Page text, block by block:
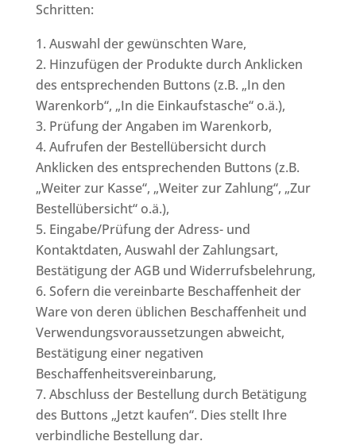
Schritten:
Auswahl der gewünschten Ware,
Hinzufügen der Produkte durch Anklicken
des entsprechenden Buttons (z.B. „In den
Warenkorb“, „In die Einkaufstasche“ o.ä.),
Prüfung der Angaben im Warenkorb,
Aufrufen der Bestellübersicht durch
Anklicken des entsprechenden Buttons (z.B.
„Weiter zur Kasse“, „Weiter zur Zahlung“, „Zur
Bestellübersicht“ o.ä.),
Eingabe/Prüfung der Adress- und
Kontaktdaten, Auswahl der Zahlungsart,
Bestätigung der AGB und Widerrufsbelehrung,
Sofern die vereinbarte Beschaffenheit der
Ware von deren üblichen Beschaffenheit und
Verwendungsvoraussetzungen abweicht,
Bestätigung einer negativen
Beschaffenheitsvereinbarung,
Abschluss der Bestellung durch Betätigung
des Buttons „Jetzt kaufen“. Dies stellt Ihre
verbindliche Bestellung dar.